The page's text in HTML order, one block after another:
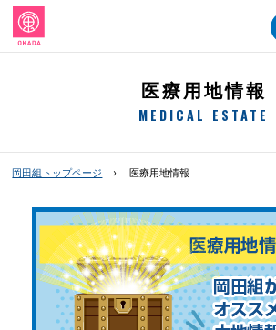
医療用地情報
MEDICAL ESTATE
岡田組トップページ 医療用地情報